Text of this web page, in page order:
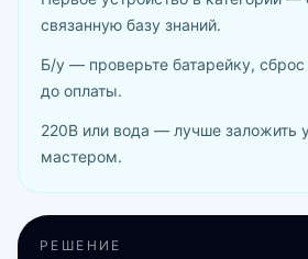
связанную базу знаний.
Б/у — проверьте батарейку,
до оплаты.
220В или вода — лучше заложить
мастером.
РЕШЕНИЕ